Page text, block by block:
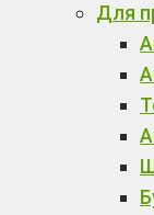
Для